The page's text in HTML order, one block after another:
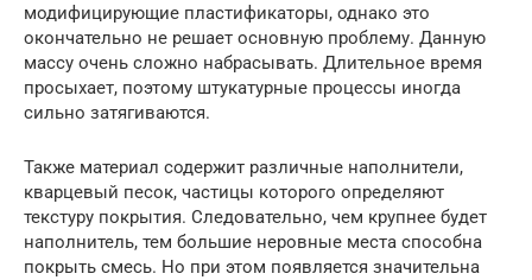
модифицирующие пластификаторы, однако это
окончательно не решает основную проблему. Данную
массу очень сложно набрасывать. Длительное время
просыхает, поэтому штукатурные процессы иногда
сильно затягиваются.
Также материал содержит различные наполнители,
кварцевый песок, частицы которого определяют
текстуру покрытия. Следовательно, чем крупнее будет
наполнитель, тем большие неровные места способна
покрыть смесь. Но при этом появляется значительна